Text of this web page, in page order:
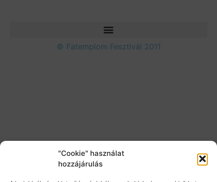
"Cookie" használat
hozzájárulás
© Fatemplom Fesztivál 2011